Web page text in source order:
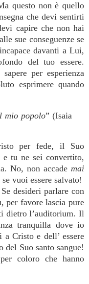
questo non è quello
che devi sentirti
capire che non hai
sue conseguenze se
davanti a Lui,
del tuo essere.
per esperienza
esprimere quando
mio popolo” (Isaia
per fede, il Suo
tu ne sei convertito,
No, non accade mai
vuoi essere salvato!
desideri parlare con
per favore lascia pure
dietro l’auditorium. Il
tranquilla dove io
a Cristo e dell’ essere
Suo santo sangue!
coloro che hanno